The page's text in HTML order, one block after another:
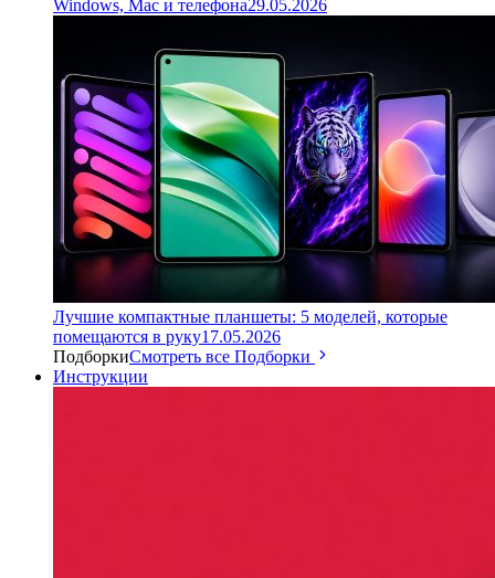
Windows, Mac и телефона29.05.2026
Лучшие компактные планшеты: 5 моделей, которые
помещаются в руку17.05.2026
ПодборкиСмотреть все Подборки
Инструкции